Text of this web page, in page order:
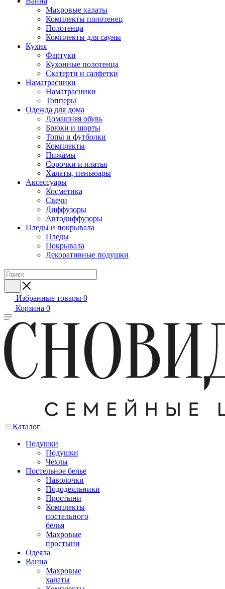
Махровые халаты
Комплекты полотенец
Полотенца
Комплекты для сауны
Кухня
Фартуки
Кухонные полотенца
Скатерти и салфетки
Наматрасники
Наматрасники
Топперы
Одежда для дома
Домашняя обувь
Брюки и шорты
Топы и футболки
Комплекты
Пижамы
Сорочки и платья
Халаты, пеньюары
Аксессуары
Косметика
Свечи
Диффузоры
Автодиффузоры
Пледы и покрывала
Пледы
Покрывала
Декоративные подушки
Избранные товары 0
Корзина 0
Каталог
Подушки
Подушки
Чехлы
Постельное белье
Наволочки
Пододеяльники
Простыни
Комплекты
постельного
белья
Махровые
простыни
Одеяла
Ванна
Махровые
халаты